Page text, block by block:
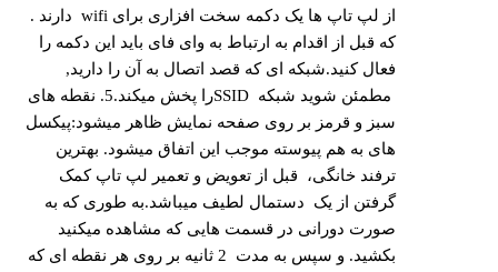
از لپ تاپ ها یک دکمه سخت افزاری برای wifi دارند .
که قبل از اقدام به ارتباط به وای فای باید این دکمه را
فعال کنید.شبکه ای که قصد اتصال به آن را دارید,
مطمئن شوید شبکه SSIDرا پخش میکند.5. نقطه های
سبز و قرمز بر روی صفحه نمایش ظاهر میشود:پیکسل
های به هم پیوسته موجب این اتفاق میشود. بهترین
ترفند خانگی، قبل از تعویض و تعمیر لپ تاپ کمک
گرفتن از یک دستمال لطیف میباشد.به طوری که به
صورت دورانی در قسمت هایی که مشاهده میکنید
بکشید. و سپس به مدت 2 ثانیه بر روی هر نقطه ای که